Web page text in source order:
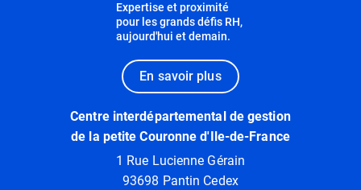
Expertise et proximité
pour les grands défis RH,
aujourd'hui et demain.
En savoir plus
Centre interdépartemental de gestion
de la petite Couronne d'Ile-de-France
1 Rue Lucienne Gérain
93698 Pantin Cedex